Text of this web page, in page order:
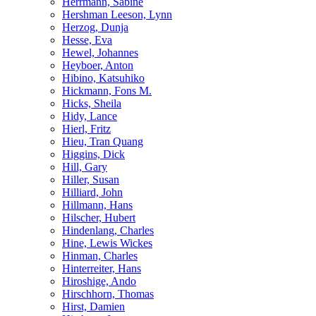
Hershman Leeson, Lynn
Herzog, Dunja
Hesse, Eva
Hewel, Johannes
Heyboer, Anton
Hibino, Katsuhiko
Hickmann, Fons M.
Hicks, Sheila
Hidy, Lance
Hierl, Fritz
Hieu, Tran Quang
Higgins, Dick
Hill, Gary
Hiller, Susan
Hilliard, John
Hillmann, Hans
Hilscher, Hubert
Hindenlang, Charles
Hine, Lewis Wickes
Hinman, Charles
Hinterreiter, Hans
Hiroshige, Ando
Hirschhorn, Thomas
Hirst, Damien